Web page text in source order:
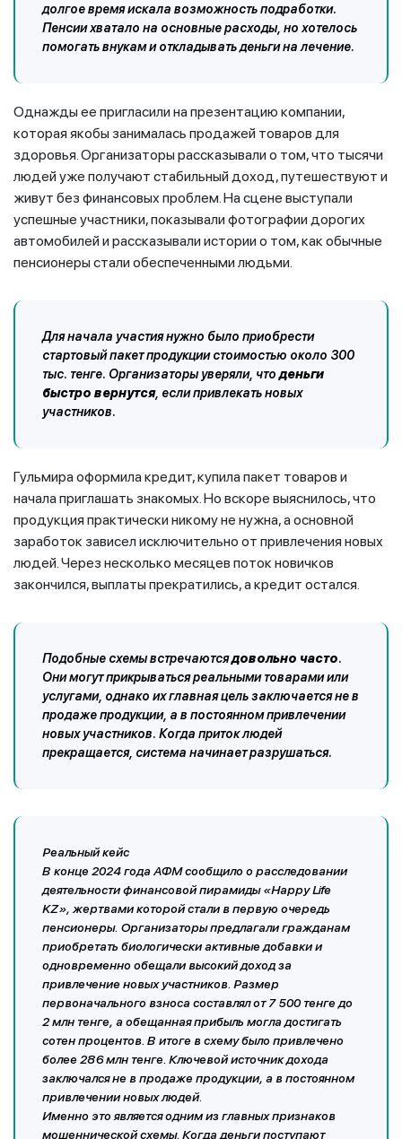
долгое время искала возможность подработки.
Пенсии хватало на основные расходы, но хотелось
помогать внукам и откладывать деньги на лечение.
Однажды ее пригласили на презентацию компании,
которая якобы занималась продажей товаров для
здоровья. Организаторы рассказывали о том, что тысячи
людей уже получают стабильный доход, путешествуют и
живут без финансовых проблем. На сцене выступали
успешные участники, показывали фотографии дорогих
автомобилей и рассказывали истории о том, как обычные
пенсионеры стали обеспеченными людьми.
Для начала участия нужно было приобрести
стартовый пакет продукции стоимостью около 300
тыс. тенге. Организаторы уверяли, чтоденьги
быстро вернутся, если привлекать новых
участников.
Гульмира оформила кредит, купила пакет товаров и
начала приглашать знакомых. Но вскоре выяснилось, что
продукция практически никому не нужна, а основной
заработок зависел исключительно от привлечения новых
людей. Через несколько месяцев поток новичков
закончился, выплаты прекратились, а кредит остался.
Подобные схемы встречаютсядовольно часто.
Они могут прикрываться реальными товарами или
услугами, однако их главная цель заключается не в
продаже продукции, а в постоянном привлечении
новых участников. Когда приток людей
прекращается, система начинает разрушаться.
Реальный кейс
В конце 2024 года АФМ сообщило о расследовании
деятельности финансовой пирамиды «Happy Life
KZ», жертвами которой стали в первую очередь
пенсионеры. Организаторы предлагали гражданам
приобретать биологически активные добавки и
одновременно обещали высокий доход за
привлечение новых участников. Размер
первоначального взноса составлял от 7 500 тенге до
2 млн тенге, а обещанная прибыль могла достигать
сотен процентов. В итоге в схему было привлечено
более 286 млн тенге. Ключевой источник дохода
заключался не в продаже продукции, а в постоянном
привлечении новых людей.
Именно это является одним из главных признаков
мошеннической схемы. Когда деньги поступают